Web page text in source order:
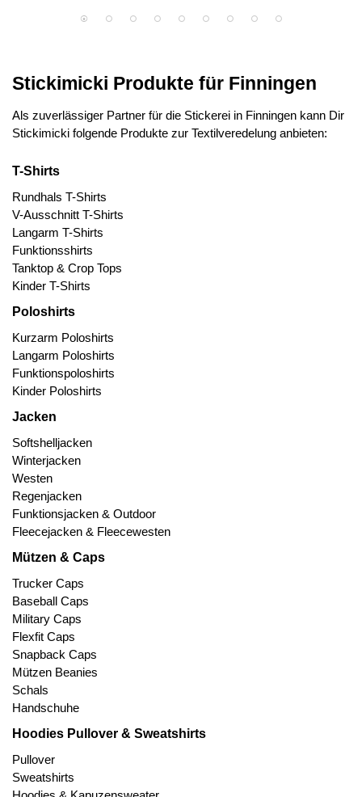
Stickimicki Produkte für Finningen
Als zuverlässiger Partner für die Stickerei in Finningen kann Dir
Stickimicki folgende Produkte zur Textilveredelung anbieten:
T-Shirts
Rundhals T-Shirts
V-Ausschnitt T-Shirts
Langarm T-Shirts
Funktionsshirts
Tanktop & Crop Tops
Kinder T-Shirts
Poloshirts
Kurzarm Poloshirts
Langarm Poloshirts
Funktionspoloshirts
Kinder Poloshirts
Jacken
Softshelljacken
Winterjacken
Westen
Regenjacken
Funktionsjacken & Outdoor
Fleecejacken & Fleecewesten
Mützen & Caps
Trucker Caps
Baseball Caps
Military Caps
Flexfit Caps
Snapback Caps
Mützen Beanies
Schals
Handschuhe
Hoodies Pullover & Sweatshirts
Pullover
Sweatshirts